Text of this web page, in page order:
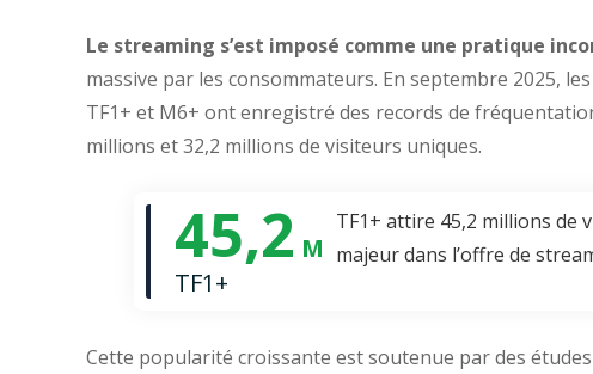
Le streaming s’est imposé comme une pratique
massive par les consommateurs. En septembre 2025,
TF1+ et M6+ ont enregistré des records de
millions et 32,2 millions de visiteurs uniques.
45,2 M
TF1+
TF1+ attire 45,2 millions de
majeur dans l’offre de
Cette popularité croissante est soutenue par des